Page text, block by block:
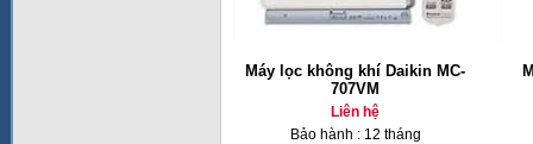
Máy lọc không khí Daikin MC-
707VM
Liên hệ
Bảo hành : 12 tháng